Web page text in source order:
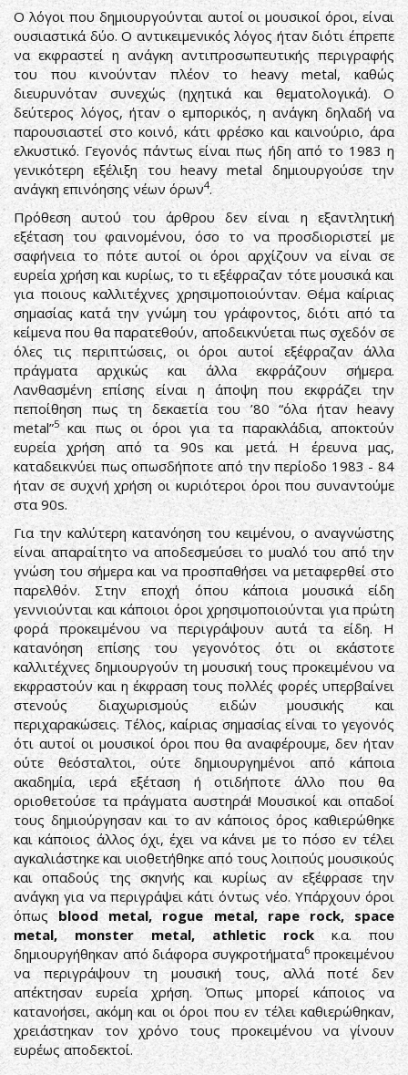
Ο λόγοι που δημιουργούνται αυτοί οι μουσικοί όροι, είναι
ουσιαστικά δύο. Ο αντικειμενικός λόγος ήταν διότι έπρεπε
να εκφραστεί η ανάγκη αντιπροσωπευτικής περιγραφής
του που κινούνταν πλέον το heavy metal, καθώς
διευρυνόταν συνεχώς (ηχητικά και θεματολογικά). Ο
δεύτερος λόγος, ήταν ο εμπορικός, η ανάγκη δηλαδή να
παρουσιαστεί στο κοινό, κάτι φρέσκο και καινούριο, άρα
ελκυστικό. Γεγονός πάντως είναι πως ήδη από το 1983 η
γενικότερη εξέλιξη του heavy metal δημιουργούσε την
ανάγκη επινόησης νέων όρων4.
Πρόθεση αυτού του άρθρου δεν είναι η εξαντλητική
εξέταση του φαινομένου, όσο το να προσδιοριστεί με
σαφήνεια το πότε αυτοί οι όροι αρχίζουν να είναι σε
ευρεία χρήση και κυρίως, το τι εξέφραζαν τότε μουσικά και
για ποιους καλλιτέχνες χρησιμοποιούνταν. Θέμα καίριας
σημασίας κατά την γνώμη του γράφοντος, διότι από τα
κείμενα που θα παρατεθούν, αποδεικνύεται πως σχεδόν σε
όλες τις περιπτώσεις, οι όροι αυτοί εξέφραζαν άλλα
πράγματα αρχικώς και άλλα εκφράζουν σήμερα.
Λανθασμένη επίσης είναι η άποψη που εκφράζει την
πεποίθηση πως τη δεκαετία του ’80 “όλα ήταν heavy
metal”5και πως οι όροι για τα παρακλάδια, αποκτούν
ευρεία χρήση από τα 90s και μετά. Η έρευνα μας,
καταδεικνύει πως οπωσδήποτε από την περίοδο 1983 - 84
ήταν σε συχνή χρήση οι κυριότεροι όροι που συναντούμε
στα 90s.
Για την καλύτερη κατανόηση του κειμένου, ο αναγνώστης
είναι απαραίτητο να αποδεσμεύσει το μυαλό του από την
γνώση του σήμερα και να προσπαθήσει να μεταφερθεί στο
παρελθόν. Στην εποχή όπου κάποια μουσικά είδη
γεννιούνται και κάποιοι όροι χρησιμοποιούνται για πρώτη
φορά προκειμένου να περιγράψουν αυτά τα είδη. Η
κατανόηση επίσης του γεγονότος ότι οι εκάστοτε
καλλιτέχνες δημιουργούν τη μουσική τους προκειμένου να
εκφραστούν και η έκφραση τους πολλές φορές υπερβαίνει
στενούς διαχωρισμούς ειδών μουσικής και
περιχαρακώσεις. Τέλος, καίριας σημασίας είναι το γεγονός
ότι αυτοί οι μουσικοί όροι που θα αναφέρουμε, δεν ήταν
ούτε θεόσταλτοι, ούτε δημιουργημένοι από κάποια
ακαδημία, ιερά εξέταση ή οτιδήποτε άλλο που θα
οριοθετούσε τα πράγματα αυστηρά! Μουσικοί και οπαδοί
τους δημιούργησαν και το αν κάποιος όρος καθιερώθηκε
και κάποιος άλλος όχι, έχει να κάνει με το πόσο εν τέλει
αγκαλιάστηκε και υιοθετήθηκε από τους λοιπούς μουσικούς
και οπαδούς της σκηνής και κυρίως αν εξέφρασε την
ανάγκη για να περιγράψει κάτι όντως νέο. Υπάρχουν όροι
όπωςblood metal,rogue metal, rape rock,space
metal, monster metal, athletic rockκ.α. που
δημιουργήθηκαν από διάφορα συγκροτήματα6προκειμένου
να περιγράψουν τη μουσική τους, αλλά ποτέ δεν
απέκτησαν ευρεία χρήση. Όπως μπορεί κάποιος να
κατανοήσει, ακόμη και οι όροι που εν τέλει καθιερώθηκαν,
χρειάστηκαν τον χρόνο τους προκειμένου να γίνουν
ευρέως αποδεκτοί.